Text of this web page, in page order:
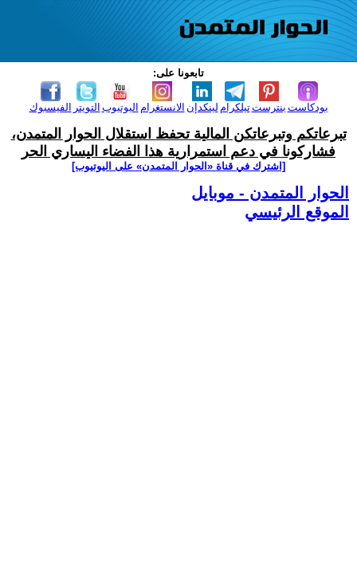
تابعونا على:
الفيسبوك التويتر اليوتيوب الانستغرام لينكدإن تيلكرامبنترست بودكاست
تبرعاتكم وتبرعاتكن المالية تحفظ استقلال الحوار المتمدن،
فشاركونا في دعم استمرارية هذا الفضاء اليساري الحر
[اشترك في قناة ‫«الحوار المتمدن» على اليوتيوب]
الحوار المتمدن - موبايل
الموقع الرئيسي